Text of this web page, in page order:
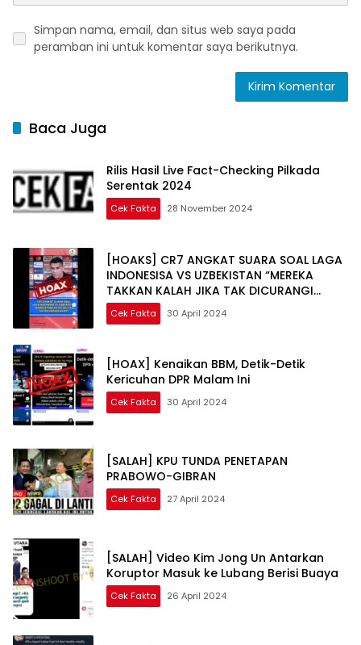
Simpan nama, email, dan situs web saya pada
peramban ini untuk komentar saya berikutnya.
Baca Juga
Rilis Hasil Live Fact-Checking Pilkada
Serentak 2024
Cek Fakta 28 November 2024
[HOAKS] CR7 ANGKAT SUARA SOAL LAGA
INDONESISA VS UZBEKISTAN “MEREKA
TAKKAN KALAH JIKA TAK DICURANGI
WASIT”
Cek Fakta 30 April 2024
[HOAX] Kenaikan BBM, Detik-Detik
Kericuhan DPR Malam Ini
Cek Fakta 30 April 2024
[SALAH] KPU TUNDA PENETAPAN
PRABOWO-GIBRAN
Cek Fakta 27 April 2024
[SALAH] Video Kim Jong Un Antarkan
Koruptor Masuk ke Lubang Berisi Buaya
Cek Fakta 26 April 2024